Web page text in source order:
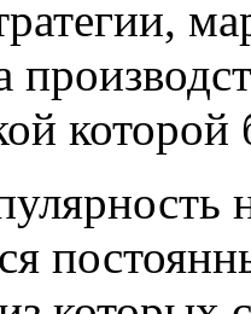
которой